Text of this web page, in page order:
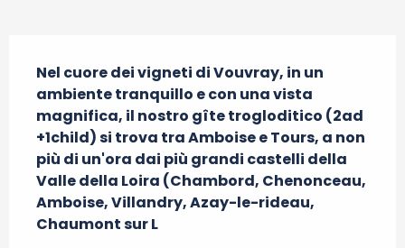
Nel cuore dei vigneti di Vouvray, in un
ambiente tranquillo e con una vista
magnifica, il nostro gîte trogloditico (2ad
+1child) si trova tra Amboise e Tours, a non
più di un'ora dai più grandi castelli della
Valle della Loira (Chambord, Chenonceau,
Amboise, Villandry, Azay-le-rideau,
Chaumont sur L